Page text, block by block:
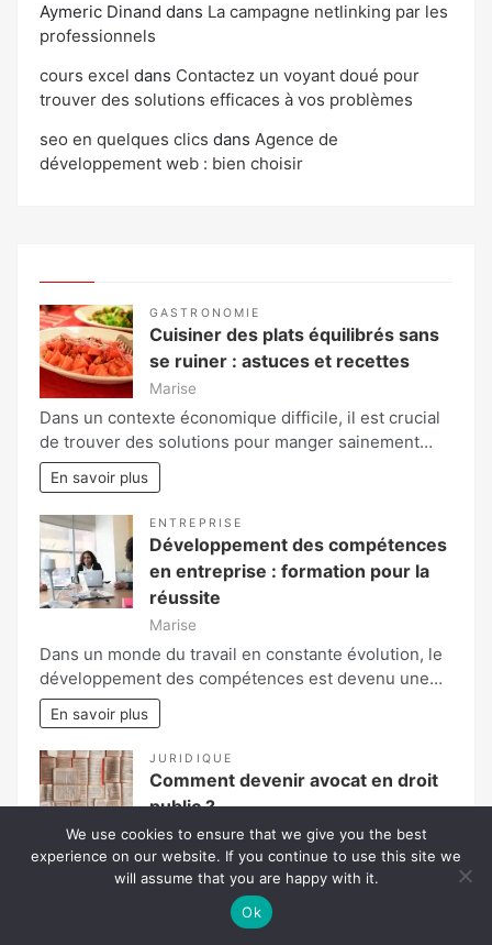
Aymeric Dinand dans La campagne netlinking par les
professionnels
cours excel dans Contactez un voyant doué pour
trouver des solutions efficaces à vos problèmes
seo en quelques clics dans Agence de
développement web : bien choisir
GASTRONOMIE
Cuisiner des plats équilibrés sans
se ruiner : astuces et recettes
Marise
Dans un contexte économique difficile, il est crucial
de trouver des solutions pour manger sainement…
En savoir plus
ENTREPRISE
Développement des compétences
en entreprise : formation pour la
réussite
Marise
Dans un monde du travail en constante évolution, le
développement des compétences est devenu une…
En savoir plus
JURIDIQUE
Comment devenir avocat en droit
public ?
Roxanne
Un avocat est une personne spécialisée dans le
domaine de la justice. Il permet de…
We use cookies to ensure that we give you the best
experience on our website. If you continue to use this site we
will assume that you are happy with it.
Ok